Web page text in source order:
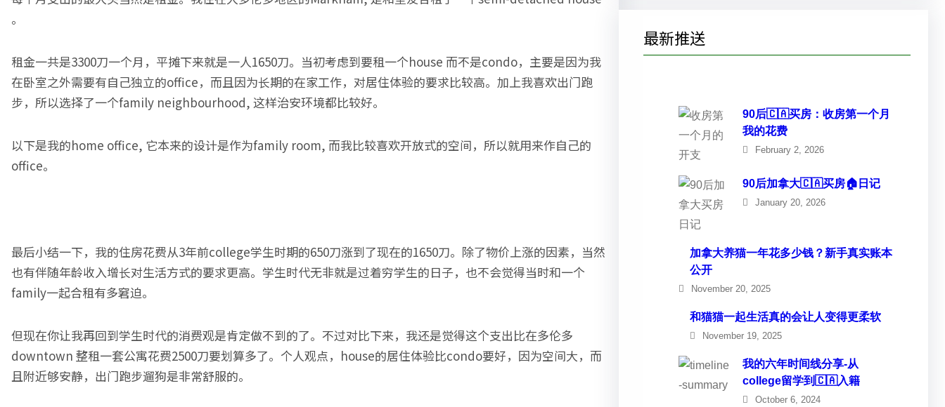
。
租金一共是3300刀一个月，平摊下来就是一人1650刀。当初考虑到要租一个house 而不是condo，主要是因为我
在卧室之外需要有自己独立的office，而且因为长期的在家工作，对居住体验的要求比较高。加上我喜欢出门跑
步，所以选择了一个family neighbourhood, 这样治安环境都比较好。
以下是我的home office, 它本来的设计是作为family room, 而我比较喜欢开放式的空间，所以就用来作自己的
office。
最后小结一下，我的住房花费从3年前college学生时期的650刀涨到了现在的1650刀。除了物价上涨的因素，当然
也有伴随年龄收入增长对生活方式的要求更高。学生时代无非就是过着穷学生的日子，也不会觉得当时和一个
family一起合租有多窘迫。
但现在你让我再回到学生时代的消费观是肯定做不到的了。不过对比下来，我还是觉得这个支出比在多伦多
downtown 整租一套公寓花费2500刀要划算多了。个人观点，house的居住体验比condo要好，因为空间大，而
且附近够安静，出门跑步遛狗是非常舒服的。
最新推送
90后🇨🇦买房：收房第一个月
我的花费
February 2, 2026
90后加拿大🇨🇦买房🏠日记
January 20, 2026
加拿大养猫一年花多少钱？新手真实账本
公开
November 20, 2025
和猫猫一起生活真的会让人变得更柔软
November 19, 2025
我的六年时间线分享-从
college留学到🇨🇦入籍
October 6, 2024